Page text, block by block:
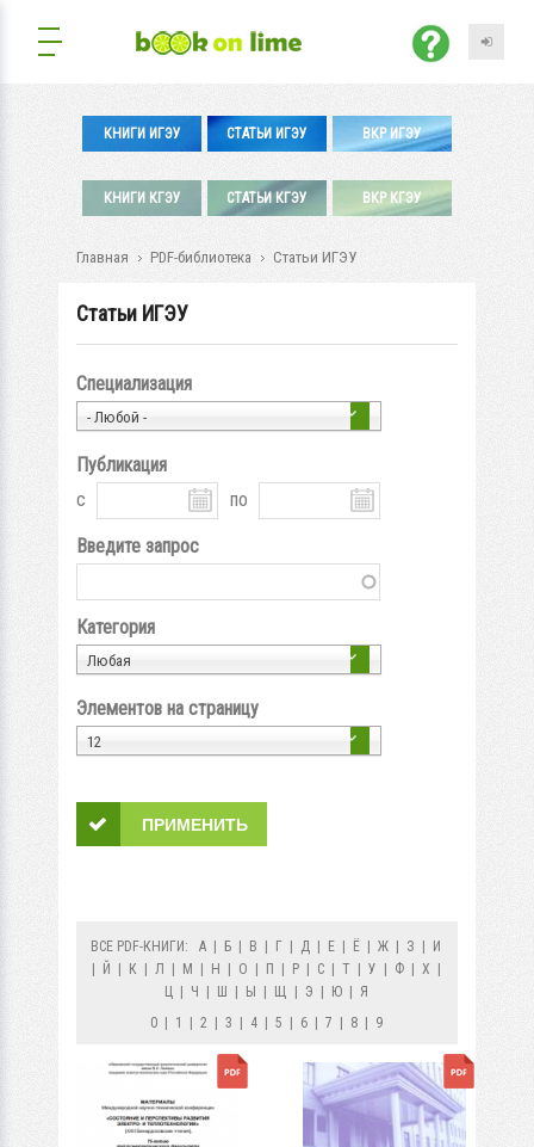
КНИГИ ИГЭУ СТАТЬИ ИГЭУ ВКР ИГЭУ
КНИГИ КГЭУ СТАТЬИ КГЭУ ВКР КГЭУ
Главная PDF-библиотека Статьи ИГЭУ
Статьи ИГЭУ
Специализация
- Любой -
Публикация
с
по
Введите запрос
Категория
Любая
Элементов на страницу
12
ВСЕ PDF-КНИГИ: А Б В Г Д Е Ё Ж З
И
Й К Л М Н О П Р С Т У Ф Х
Ц
Ч Ш Ы Щ Э Ю
Я
0
1 2 3 4 5 6 7 8 9